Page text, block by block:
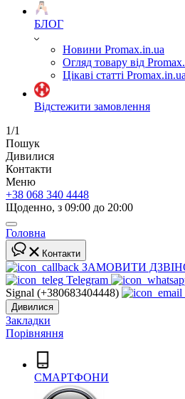
БЛОГ
Новини Promax.in.ua
Огляд товару від
Цікаві статті Promax.in.ua
Відстежити замовлення
1/1
Пошук
Дивилися
Контакти
Меню
+38 068 340 4448
Щоденно, з 09:00 до 20:00
Головна
Контакти
ЗАМОВИТИ
Telegram
Signal (+380683404448)
Дивилися
Закладки
Порівняння
СМАРТФОНИ